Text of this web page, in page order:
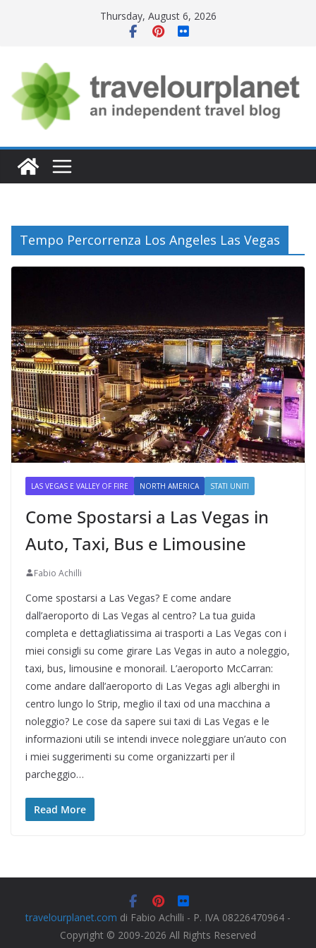
Thursday, August 6, 2026
Tempo Percorrenza Los Angeles Las Vegas
LAS VEGAS E VALLEY OF FIRE NORTH AMERICA STATI UNITI
Come Spostarsi a Las Vegas in
Auto, Taxi, Bus e Limousine
Fabio Achilli
Come spostarsi a Las Vegas? E come andare
dall’aeroporto di Las Vegas al centro? La tua guida
completa e dettagliatissima ai trasporti a Las Vegas con i
miei consigli su come girare Las Vegas in auto a noleggio,
taxi, bus, limousine e monorail. L’aeroporto McCarran:
come andare dall’aeroporto di Las Vegas agli alberghi in
centro lungo lo Strip, meglio il taxi od una macchina a
noleggio? Le cose da sapere sui taxi di Las Vegas e le
informazioni utili se intendi invece noleggiare un’auto con
i miei suggerimenti su come organizzarti per il
parcheggio…
Read More
travelourplanet.com di Fabio Achilli - P. IVA 08226470964 -
Copyright © 2009-2026 All Rights Reserved